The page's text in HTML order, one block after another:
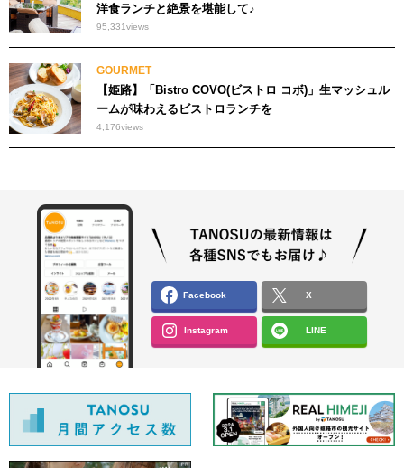
洋食ランチと絶景を堪能して♪
95,331views
GOURMET
【姫路】「Bistro COVO(ビストロ コボ)」生マッシュル
ームが味わえるビストロランチを
4,176views
Facebook X
Instagram LINE